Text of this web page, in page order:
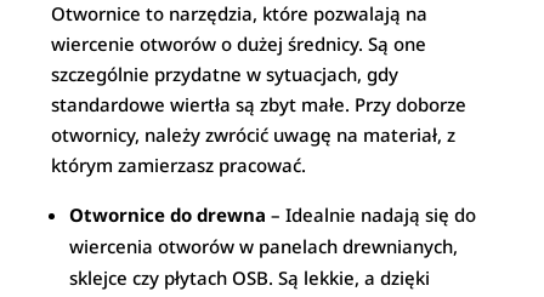
Otwornice to narzędzia, które pozwalają na
wiercenie otworów o dużej średnicy. Są one
szczególnie przydatne w sytuacjach, gdy
standardowe wiertła są zbyt małe. Przy doborze
otwornicy, należy zwrócić uwagę na materiał, z
którym zamierzasz pracować.
Otwornice do drewna – Idealnie nadają się do
wiercenia otworów w panelach drewnianych,
sklejce czy płytach OSB. Są lekkie, a dzięki